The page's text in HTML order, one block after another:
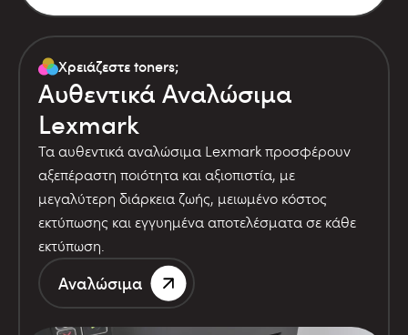
Χρειάζεστε toners;
Αυθεντικά Αναλώσιμα
Lexmark
Τα αυθεντικά αναλώσιμα Lexmark προσφέρουν
αξεπέραστη ποιότητα και αξιοπιστία, με
μεγαλύτερη διάρκεια ζωής, μειωμένο κόστος
εκτύπωσης και εγγυημένα αποτελέσματα σε κάθε
εκτύπωση.
Αναλώσιμα